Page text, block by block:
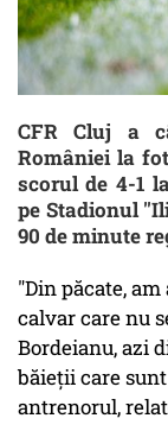
CFR Cluj a
României la
scorul de 4-1
pe Stadionul
90 de minute
"Din păcate,
calvar care nu
Bordeianu, azi
băieții care
antrenorul,